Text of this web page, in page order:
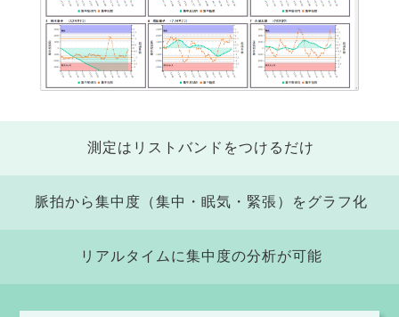
測定はリストバンドをつけるだけ
脈拍から集中度（集中・眠気・緊張）をグラフ化
リアルタイムに集中度の分析が可能